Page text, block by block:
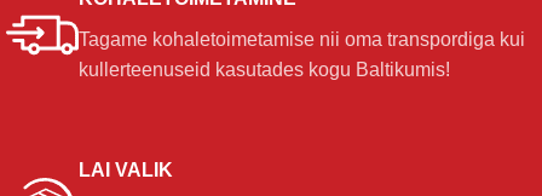
Tagame kohaletoimetamise nii oma transpordiga kui
kullerteenuseid kasutades kogu Baltikumis!
LAI VALIK